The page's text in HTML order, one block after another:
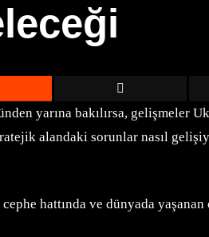
yarına bakılırsa, gelişmeler
alandaki sorunlar nasıl
hattında ve dünyada yaşanan